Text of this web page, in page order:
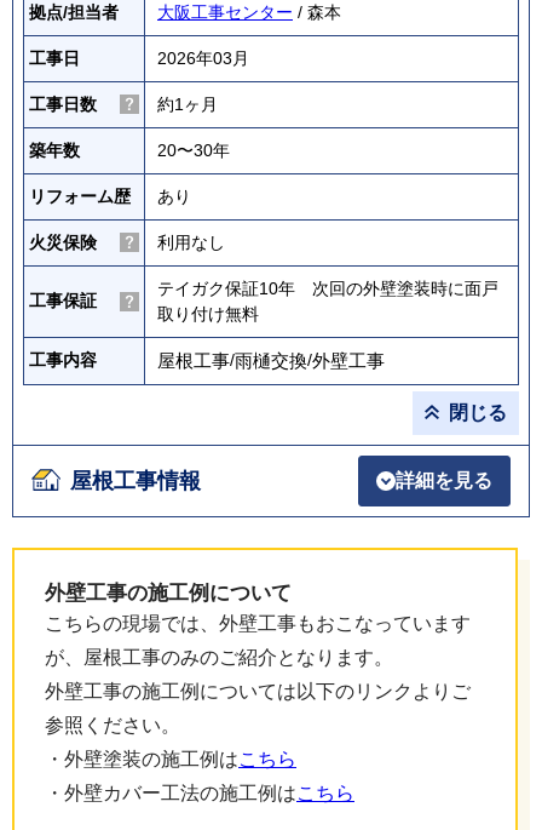
拠点/担当者 大阪工事センター / 森本
工事日 2026年03月
工事日数 約1ヶ月
築年数 20〜30年
リフォーム歴 あり
火災保険 利用なし
工事保証
テイガク保証10年 次回の外壁塗装時に面戸
取り付け無料
工事内容 屋根工事/雨樋交換/外壁工事
閉じる
屋根工事情報 詳細を見る
外壁工事の施工例について
こちらの現場では、外壁工事もおこなっています
が、屋根工事のみのご紹介となります。
外壁工事の施工例については以下のリンクよりご
参照ください。
・外壁塗装の施工例はこちら
・外壁カバー工法の施工例はこちら